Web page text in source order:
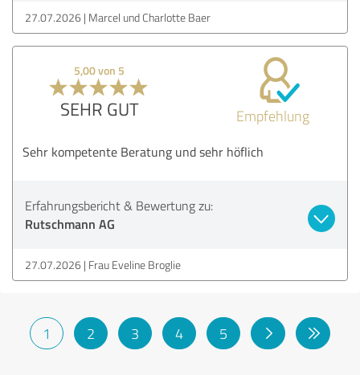
27.07.2026 Marcel und Charlotte Baer
5,00 von 5
SEHR GUT Empfehlung
Sehr kompetente Beratung und sehr höflich
Erfahrungsbericht & Bewertung zu:
Rutschmann AG
27.07.2026 Frau Eveline Broglie
1 2 3 4 5